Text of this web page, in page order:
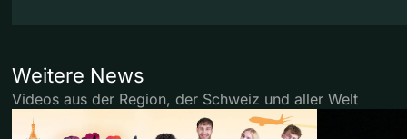
Weitere News
Videos aus der Region, der Schweiz und aller Welt